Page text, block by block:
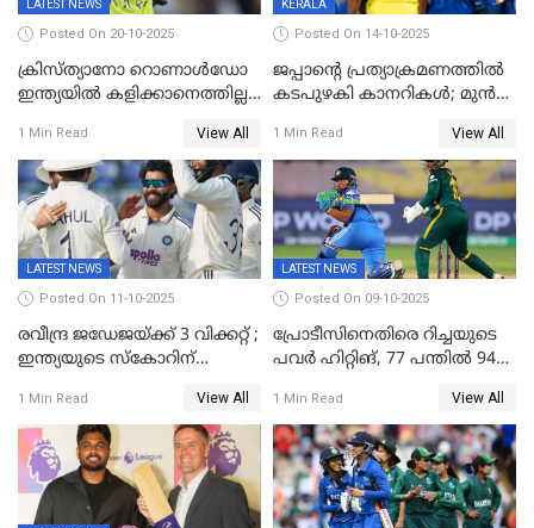
LATEST NEWS
Posted On 20-10-2025
ക്രിസ്ത്യാനോ റൊണാൾഡോ
ഇന്ത്യയിൽ കളിക്കാനെത്തില്ല;
ഉൾപ്പെടുത്തിയില്ല
1 Min Read View All
KERALA
Posted On 14-10-2025
ജപ്പാന്റെ പ്രത്യാക്രമണത്തിൽ
കടപുഴകി കാനറികൾ; മുൻ
ജപ്പാന്റെ ആദ്യ ജയം
1 Min Read View All
LATEST NEWS
Posted On 11-10-2025
രവീന്ദ്ര ജഡേജയ്ക്ക് 3 വിക്കറ്റ് ;
ഇന്ത്യയുടെ സ്കോറിന്
നാല് വിക്കറ്റ് നഷ്ടം
1 Min Read View All
LATEST NEWS
Posted On 09-10-2025
പ്രോടീസിനെതിരെ റിച്ചയുടെ
പവർ ഹിറ്റിങ്, 77 പന്തില്‍ 94
ലക്ഷ്യമൊരുക്കി ഇന്ത്യ; 28
വര്‍ഷം പഴക്കമുള്ള ലോക
റെക്കോര്‍ഡ് തകര്‍ത്ത് സ്മൃതി
1 Min Read View All